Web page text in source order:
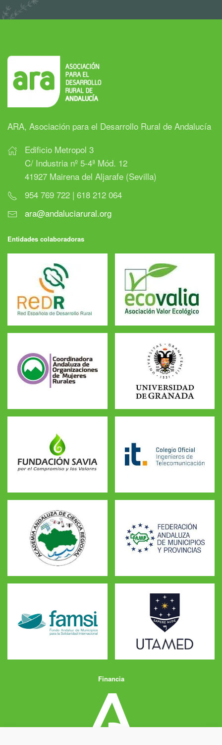
ARA, Asociación para el Desarrollo Rural de Andalucía
Edificio Metropol 3
C/ Industria nº 5-4ª Mód. 12
41927 Mairena del Aljarafe (Sevilla)
954 769 722 | 618 212 064
ara@andaluciarural.org
Entidades colaboradoras
Financia